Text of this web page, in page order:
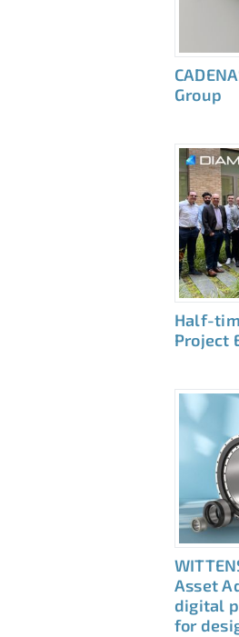
Group
Half-
Project
Asset
digital
for